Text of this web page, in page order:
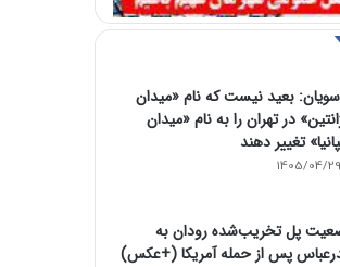
بعید نیست که نام «میدان
در تهران را به نام «میدان
تغییر دهند
1405/04/29
پل تخریب‌شده رودان به
پس از حمله آمریکا (+عکس)